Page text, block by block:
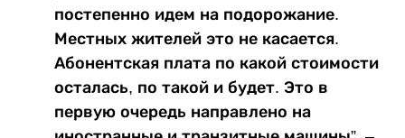
постепенно идем на подорожание.
Местных жителей это не касается.
Абонентская плата по какой стоимости
осталась, по такой и будет. Это в
первую очередь направлено на